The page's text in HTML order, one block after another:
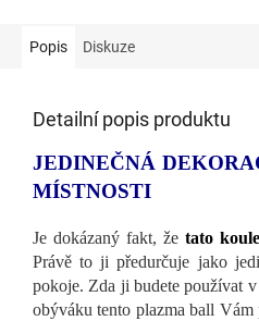
Popis Diskuze
Detailní popis produktu
JEDINEČNÁ
MÍSTNOSTI
Je dokázaný fakt, že tato
Právě to ji předurčuje jako
pokoje. Zda ji budete používat
obýváku tento plazma ball